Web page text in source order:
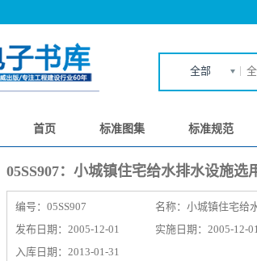
全部
首页 标准图集 标准规范
05SS907：小城镇住宅给水排水设施选
编号： 05SS907 名称： 小城镇住宅给
发布日期：2005-12-01
实施日期：2005-12-
入库日期：2013-01-31